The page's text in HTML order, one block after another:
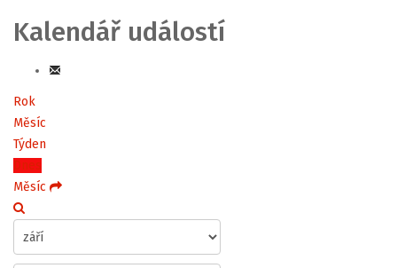
Kalendář událostí
Rok
Měsíc
Týden
Dnes
Měsíc